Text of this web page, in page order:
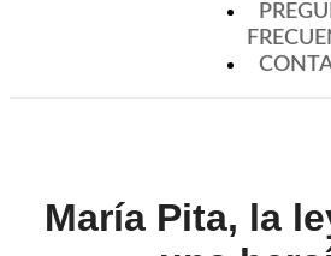
María Pita, la